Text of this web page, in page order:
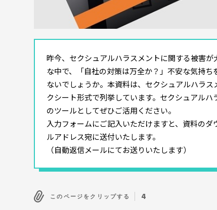
昨今、セクシュアルハラスメントに関する被害
な中で、「自社の対策は万全か？」不安な気持
ないでしょうか。本資料は、セクシュアルハラ
クシート形式で列挙しています。セクシュアル
のツールとしてぜひご活用ください。
入力フォームにご記入いただけますと、資料の
ルアドレス宛に送付いたします。
（自動返信メールにてお送りいたします）
このページをクリップする 4